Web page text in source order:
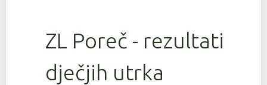
ZL Poreč - rezultati
dječjih utrka